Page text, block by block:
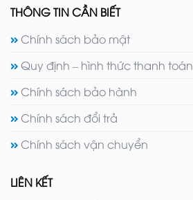
THÔNG TIN CẦN BIẾT
Chính sách bảo mật
Quy định – hình thức thanh toán
Chính sách bảo hành
Chính sách đổi trả
Chính sách vận chuyển
LIÊN KẾT